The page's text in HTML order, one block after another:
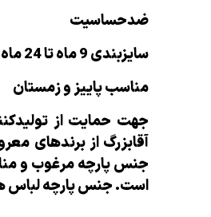
ضدحساسیت
سایزبندی 9 ماه تا 24 ماه
مناسب پاییز و زمستان
جهت حمایت از
آقابزرگ از برندهای
جنس پارچه مرغوب و
است. جنس پارچه لباس